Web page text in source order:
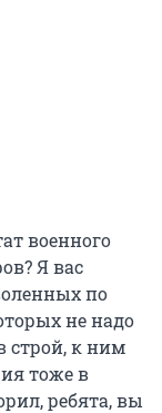
военного
Я вас
по
не надо
строй, к ним
тоже в
ребята, вы